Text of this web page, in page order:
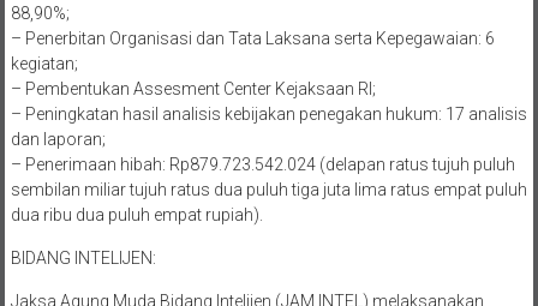
88,90%;
– Penerbitan Organisasi dan Tata Laksana serta Kepegawaian: 6
kegiatan;
– Pembentukan Assesment Center Kejaksaan RI;
– Peningkatan hasil analisis kebijakan penegakan hukum: 17 analisis
dan laporan;
– Penerimaan hibah: Rp879.723.542.024 (delapan ratus tujuh puluh
sembilan miliar tujuh ratus dua puluh tiga juta lima ratus empat puluh
dua ribu dua puluh empat rupiah).
BIDANG INTELIJEN:
Jaksa Agung Muda Bidang Intelijen (JAM INTEL) melaksanakan